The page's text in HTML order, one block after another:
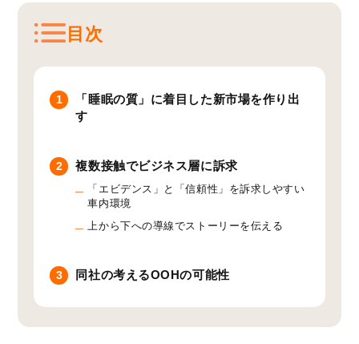
目次
1
「睡眠の質」に着目した新市場を作り出
す
2 複数接触でビジネス層に訴求
「エビデンス」と「信頼性」を訴求しやすい
車内環境
上から下への導線でストーリーを伝える
3 同社の考えるOOHの可能性